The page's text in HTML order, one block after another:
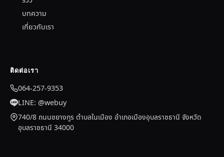
บทความ
เกี่ยวกับเรา
ติดต่อเรา
064-257-9353
LINE: @webuy
740/8 ถนนชยางกูร ตำบลในเมือง อำเภอเมืองอุบลราชธานี จังหวัด
อุบลราชธานี 34000